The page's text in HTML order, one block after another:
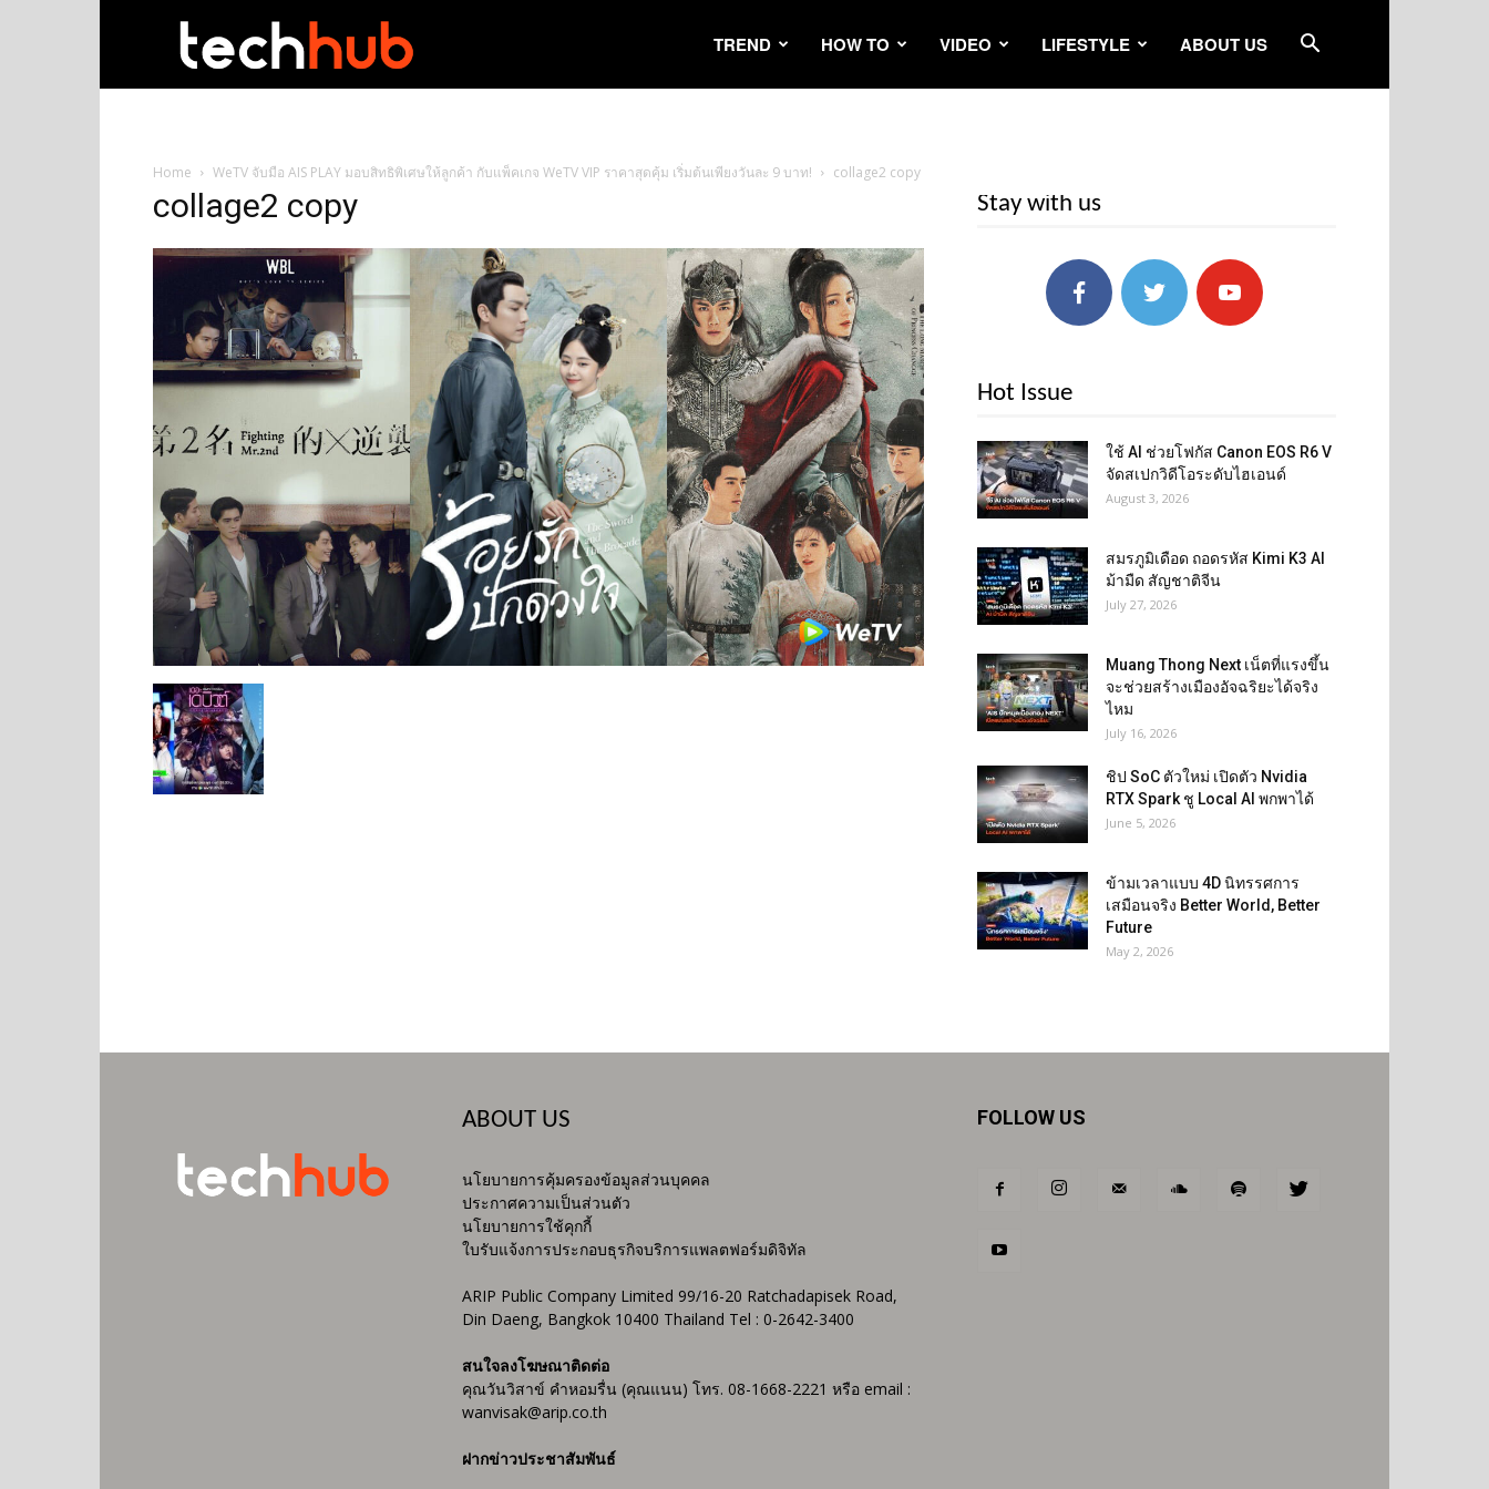
TREND HOW TO VIDEO LIFESTYLE ABOUT US
Home WeTV จับมือ AIS PLAY มอบสิทธิพิเศษให้ลูกค้า กับแพ็คเกจ WeTV VIP ราคาสุดคุ้ม เริ่มต้นเพียงวันละ 9 บาท! collage2 copy
collage2 copy Stay with us
Hot Issue
ใช้ AI ช่วยโฟกัส Canon EOS R6 V
จัดสเปกวิดีโอระดับไฮเอนด์
August 3, 2026
สมรภูมิเดือด ถอดรหัส Kimi K3 AI
ม้ามืด สัญชาติจีน
July 27, 2026
Muang Thong Next เน็ตที่แรงขึ้น
จะช่วยสร้างเมืองอัจฉริยะได้จริง
ไหม
July 16, 2026
ชิป SoC ตัวใหม่ เปิดตัว Nvidia
RTX Spark ชู Local AI พกพาได้
June 5, 2026
ข้ามเวลาแบบ 4D นิทรรศการ
เสมือนจริง Better World, Better
Future
May 2, 2026
ABOUT US
นโยบายการคุ้มครองข้อมูลส่วนบุคคล
ประกาศความเป็นส่วนตัว
นโยบายการใช้คุกกี้
ใบรับแจ้งการประกอบธุรกิจบริการแพลตฟอร์มดิจิทัล
ARIP Public Company Limited 99/16-20 Ratchadapisek Road,
Din Daeng, Bangkok 10400 Thailand Tel : 0-2642-3400
สนใจลงโฆษณาติดต่อ
คุณวันวิสาข์ คำหอมรื่น (คุณแนน) โทร. 08-1668-2221 หรือ email :
wanvisak@arip.co.th
ฝากข่าวประชาสัมพันธ์
FOLLOW US